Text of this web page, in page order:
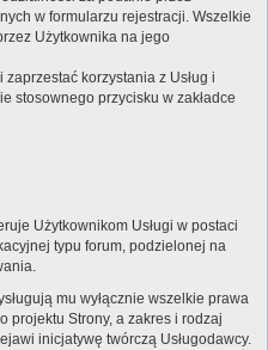
w formularzu rejestracji. Wszelkie
Użytkownika na jego
korzystania z Usług i
stosownego przycisku w zakładce
Użytkownikom Usługi w postaci
typu forum, podzielonej na
mu wyłącznie wszelkie prawa
projektu Strony, a zakres i rodzaj
inicjatywę twórczą Usługodawcy.